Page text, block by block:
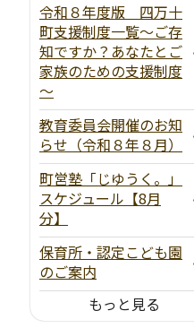
令和８年度版 四万十
町支援制度一覧～ご存
知ですか？あなたとご
家族のための支援制度
～
教育委員会開催のお知
らせ（令和８年８月）
町営塾「じゆうく。」
スケジュール【8月
分】
保育所・認定こども園
のご案内
もっと見る